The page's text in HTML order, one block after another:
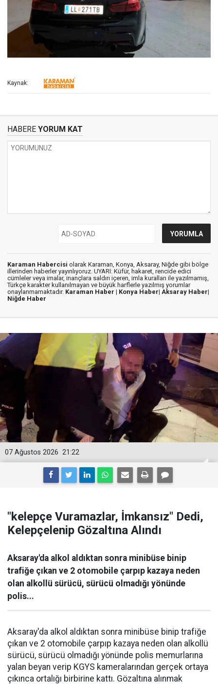
Kaynak:
HABERE YORUM KAT
Karaman Habercisi olarak Karaman, Konya, Aksaray, Niğde gibi bölge
illerinden haberler yayınlıyoruz. UYARI: Küfür, hakaret, rencide edici
cümleler veya imalar, inançlara saldırı içeren, imla kuralları ile yazılmamış,
Türkçe karakter kullanılmayan ve büyük harflerle yazılmış yorumlar
onaylanmamaktadır. Karaman Haber | Konya Haber| Aksaray Haber|
Niğde Haber
21:22
07 Ağustos 2026
"kelepçe Vuramazlar, İmkansız" Dedi,
Kelepçelenip Gözaltına Alındı
Aksaray'da alkol aldıktan sonra minibüse binip
trafiğe çıkan ve 2 otomobile çarpıp kazaya neden
olan alkollü sürücü, sürücü olmadığı yönünde
polis...
Aksaray'da alkol aldıktan sonra minibüse binip trafiğe
çıkan ve 2 otomobile çarpıp kazaya neden olan alkollü
sürücü, sürücü olmadığı yönünde polis memurlarına
yalan beyan verip KGYS kameralarından gerçek ortaya
çıkınca ortalığı birbirine kattı. Gözaltına alınmak